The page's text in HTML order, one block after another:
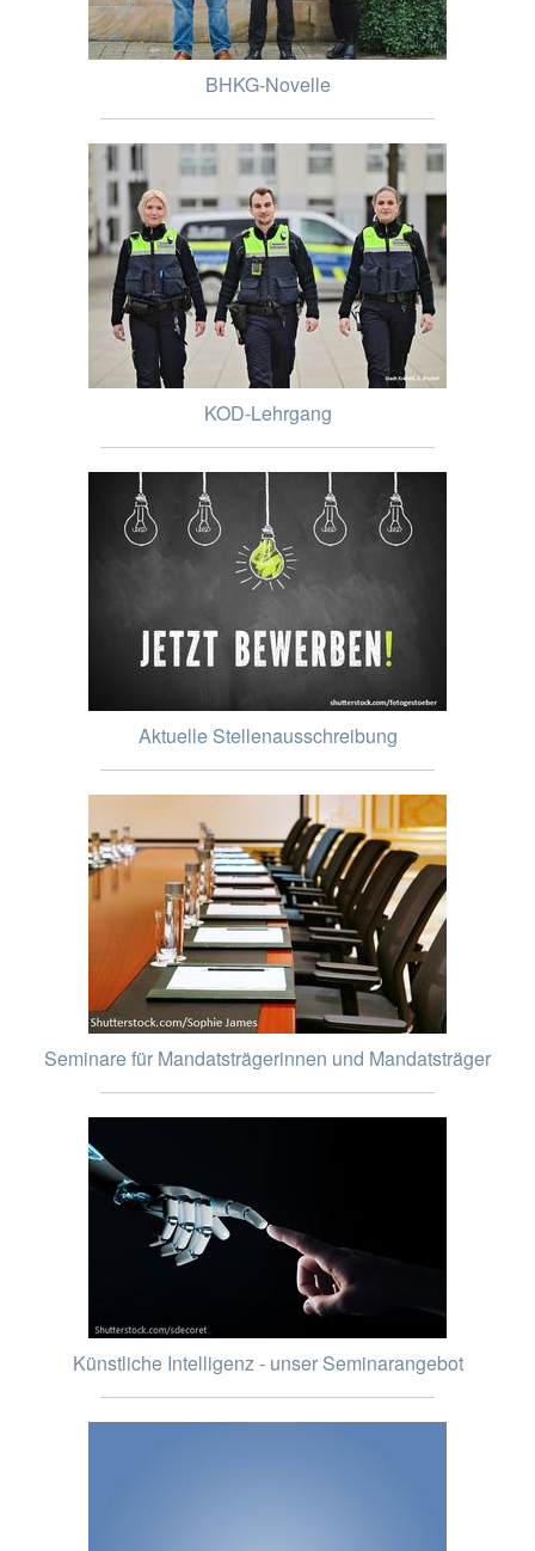
BHKG-Novelle
KOD-Lehrgang
Aktuelle Stellenausschreibung
Seminare für Mandatsträgerinnen und Mandatsträger
Künstliche Intelligenz - unser Seminarangebot